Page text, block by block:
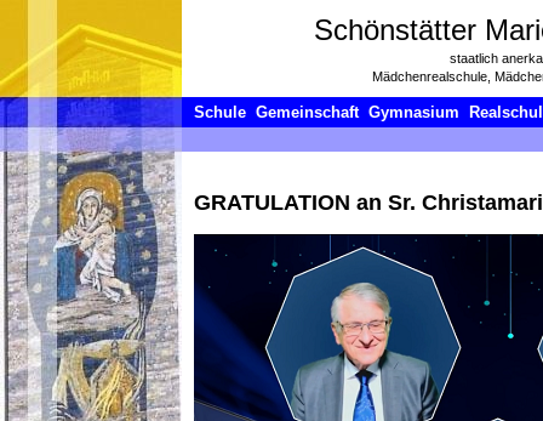
Schönstätter
staatlich
Mädchenrealschule,
Schule Gemeinschaft Gymnasium
GRATULATION an Sr.